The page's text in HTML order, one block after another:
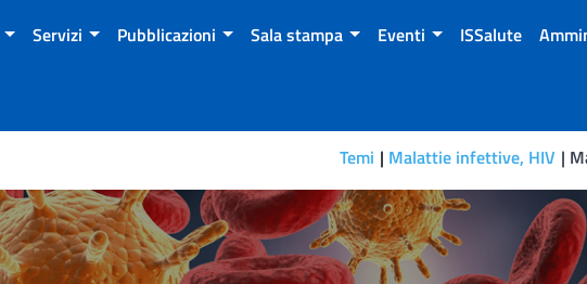
Servizi Pubblicazioni Sala stampa Eventi ISSalute
Temi Malattie infettive, HIV
le coinfezioni da virus